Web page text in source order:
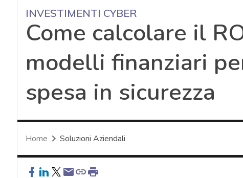
INVESTIMENTI CYBER
Come calcolare il
modelli finanziari
spesa in sicurezza
Home Soluzioni Aziendali